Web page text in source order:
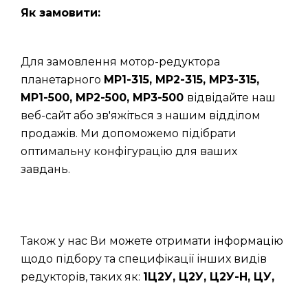
Як замовити:
Для замовлення мотор-редуктора
планетарного МР1-315, МР2-315, МР3-315,
МР1-500, МР2-500, МР3-500 відвідайте наш
веб-сайт або зв'яжіться з нашим відділом
продажів. Ми допоможемо підібрати
оптимальну конфігурацію для ваших
завдань.
Також у нас Ви можете отримати інформацію
щодо підбору та специфікації інших видів
редукторів, таких як: 1Ц2У, Ц2У, Ц2У-Н, ЦУ,